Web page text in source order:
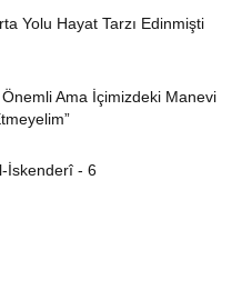
Yolu Hayat Tarzı Edinmişti
Önemli Ama İçimizdeki Manevi
İskenderî - 6